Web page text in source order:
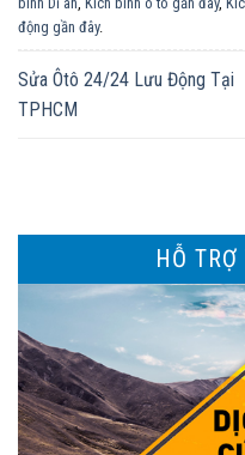
động gần đây.
Sửa Ôtô 24/24 Lưu Động Tại
TPHCM
HỖ TRỢ